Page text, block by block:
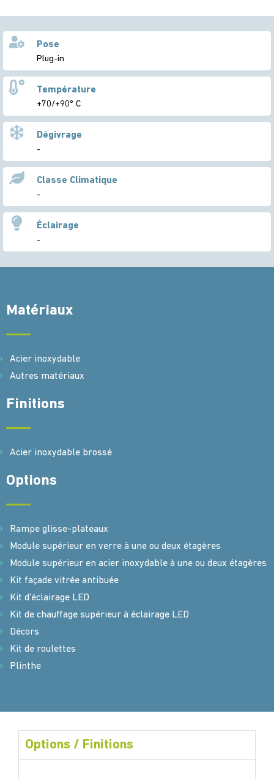
Pose
Plug-in
Température
+70/+90º C
Dégivrage
-
Classe Climatique
-
Éclairage
-
Matériaux
Acier inoxydable
Autres matériaux
Finitions
Acier inoxydable brossé
Options
Rampe glisse-plateaux
Module supérieur en verre à une ou deux étagères
Module supérieur en acier inoxydable à une ou deux étagères
Kit façade vitrée antibuée
Kit d’éclairage LED
Kit de chauffage supérieur à éclairage LED
Décors
Kit de roulettes
Plinthe
Options / Finitions